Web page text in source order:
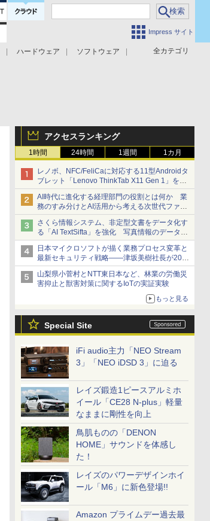
Impress サイト
全カテゴリ
ハードウェア
ソフトウェア
アクセスランキング
1時間 24時間 1週間 1カ月
レノボ、NFC/FeliCaに対応する11型Androidタ
ブレット「Lenovo ThinkTab X11 Gen 1」を発
売
AI時代に進化する経理部門の役割とは何か 業
務のすみ分けとAI活用から考える次世代ファイ
ナンス戦略
さくら情報システム、非定型文書をデータ化す
る「AI TextSifta」を強化 写真情報のデータ化
などに対応
日本マイクロソフトが描く業務プロセス変革と
最新セキュリティ戦略――津坂美樹社長が2027
年度戦略を説明
山梨県小菅村とNTT東日本など、林業の労働災
害抑止と獣害対策に関するIoTの実証実験
もっと見る
Special Site
iFi audio主力「NEO Stream
3」「NEO iDSD 3」に迫る
レイズ鍛造1ピースアルミホ
イール「CE28 N-plus」軽量
なままに剛性を向上
鳥肌ものの「DENON
HOME」サウンドを体感し
た！
レイズのパワーデザインホイ
ール「M6」に新色登場!!
Amazon プライムデー過去最